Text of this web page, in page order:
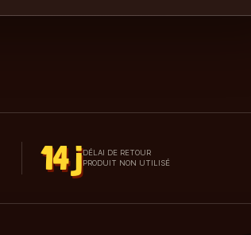
14 jDÉLAI DE RETOUR
PRODUIT NON UTILISÉ